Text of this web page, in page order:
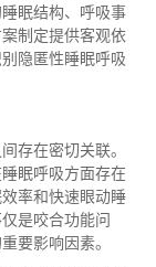
眠结构、呼吸事
制定提供客观依
隐匿性睡眠呼吸
存在密切关联。
眠呼吸方面存在
率和快速眼动睡
是咬合功能问
要影响因素。